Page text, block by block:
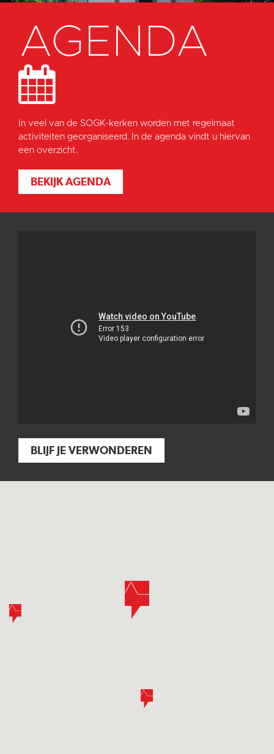
AGENDA
In veel van de SOGK-kerken worden met regelmaat
activiteiten georganiseerd. In de agenda vindt u hiervan
een overzicht.
BEKIJK AGENDA
BLIJF JE VERWONDEREN